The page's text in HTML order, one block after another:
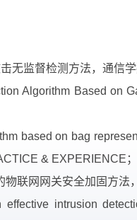
无监督检测方法，通信学
Algorithm Based on
based on bag
& EXPERIENCE；
联网网关安全加固方法
intrusion